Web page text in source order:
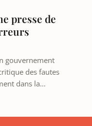
presse de
gouvernement
des fautes
dans la…